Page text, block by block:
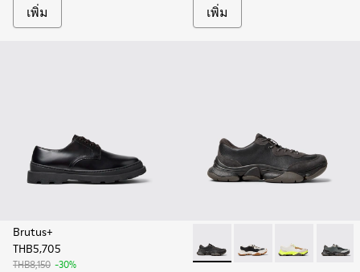
เพิ่ม เพิ่ม
Brutus+
THB5,705
THB8,150 -30%
Karst 2 - K101068-001 - ร
Karst 2 - K101068-011
Karst 2 -Karst